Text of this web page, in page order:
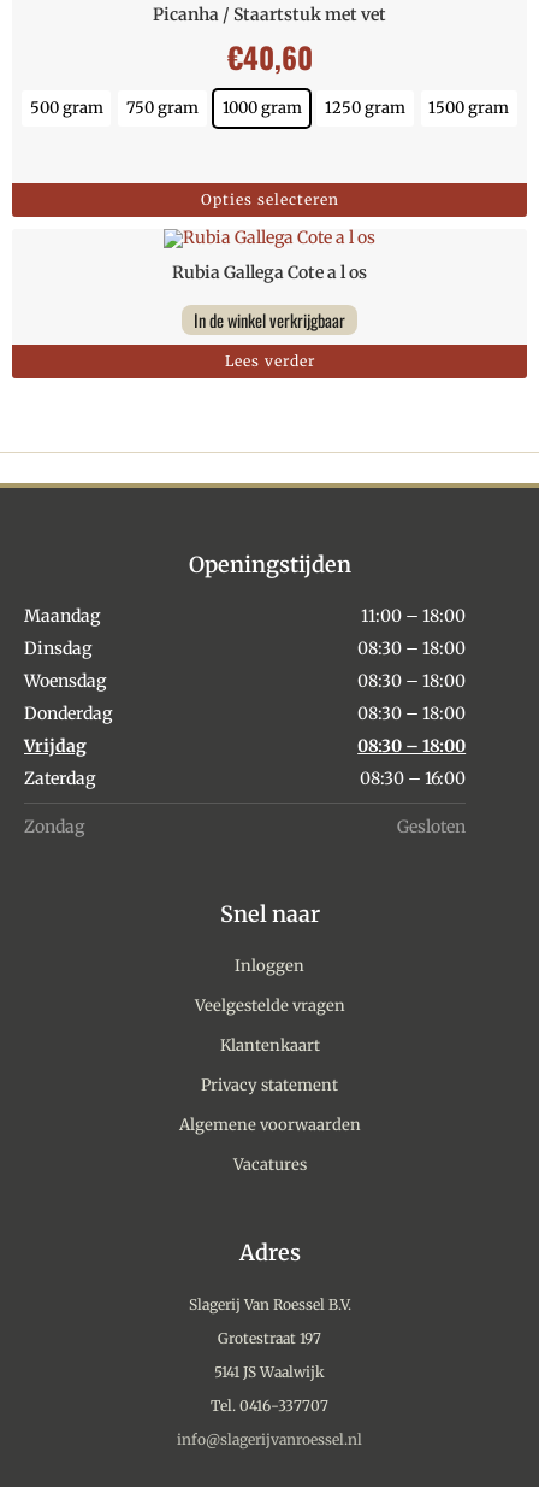
Picanha / Staartstuk met vet
€40,60
500 gram 750 gram 1000 gram 1250 gram 1500 gram
Opties selecteren
Rubia Gallega Cote a l os
In de winkel verkrijgbaar
Lees verder
Openingstijden
Maandag
11:00 – 18:00
Dinsdag
08:30 – 18:00
Woensdag
08:30 – 18:00
Donderdag
08:30 – 18:00
Vrijdag
08:30 – 18:00
Zaterdag
08:30 – 16:00
Zondag Gesloten
Snel naar
Inloggen
Veelgestelde vragen
Klantenkaart
Privacy statement
Algemene voorwaarden
Vacatures
Adres
Slagerij Van Roessel B.V.
Grotestraat 197
5141 JS Waalwijk
Tel. 0416-337707
info@slagerijvanroessel.nl